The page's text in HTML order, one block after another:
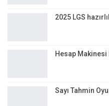
2025 LGS
Hesap
Sayı Tahmin